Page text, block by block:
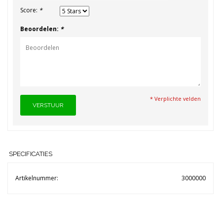
Score: *
Beoordelen: *
* Verplichte velden
VERSTUUR
SPECIFICATIES
Artikelnummer: 3000000